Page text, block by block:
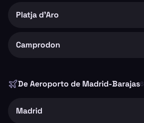
Platja d'Aro
Camprodon
DeAeroporto de Madrid-Barajas6
Madrid